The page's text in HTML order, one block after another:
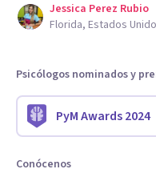
Jessica Perez Rubio
Florida, Estados
Psicólogos nominados y
PyM Awards 2024
Conócenos